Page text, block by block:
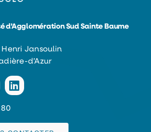
d’Agglomération Sud Sainte Baume
Henri Jansoulin
d’Azur
80